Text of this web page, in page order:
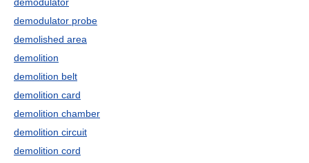
demodulator probe
demolished area
demolition
demolition belt
demolition card
demolition chamber
demolition circuit
demolition cord